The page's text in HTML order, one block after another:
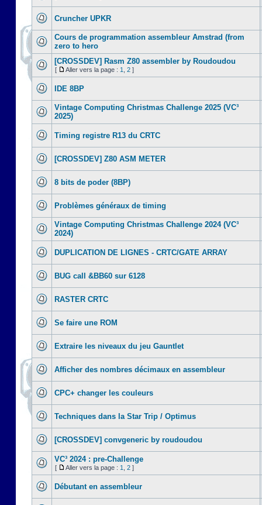
Cruncher UPKR
Cours de programmation assembleur Amstrad (from
zero to hero
[CROSSDEV] Rasm Z80 assembler by Roudoudou
[ Aller vers la page : 1 2 ]
IDE 8BP
Vintage Computing Christmas Challenge 2025 (VC³
2025)
Timing registre R13 du CRTC
[CROSSDEV] Z80 ASM METER
8 bits de poder (8BP)
Problèmes généraux de timing
Vintage Computing Christmas Challenge 2024 (VC³
2024)
DUPLICATION DE LIGNES - CRTC/GATE ARRAY
BUG call &BB60 sur 6128
RASTER CRTC
Se faire une ROM
Extraire les niveaux du jeu Gauntlet
Afficher des nombres décimaux en assembleur
CPC+ changer les couleurs
Techniques dans la Star Trip / Optimus
[CROSSDEV] convgeneric by roudoudou
VC³ 2024 : pre-Challenge
[ Aller vers la page : 1 2 ]
Débutant en assembleur